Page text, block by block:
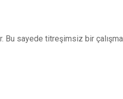
Bu sayede titreşimsiz bir çalışma